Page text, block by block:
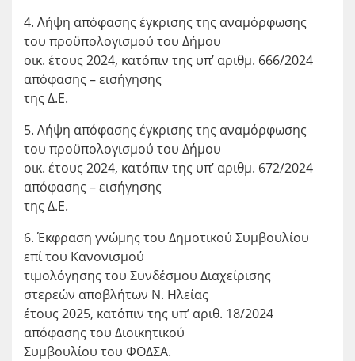
4. Λήψη απόφασης έγκρισης της αναμόρφωσης
του προϋπολογισμού του Δήμου
οικ. έτους 2024, κατόπιν της υπ’ αριθμ. 666/2024
απόφασης – εισήγησης
της Δ.Ε.
5. Λήψη απόφασης έγκρισης της αναμόρφωσης
του προϋπολογισμού του Δήμου
οικ. έτους 2024, κατόπιν της υπ’ αριθμ. 672/2024
απόφασης – εισήγησης
της Δ.Ε.
6. Έκφραση γνώμης του Δημοτικού Συμβουλίου
επί του Κανονισμού
τιμολόγησης του Συνδέσμου Διαχείρισης
στερεών αποβλήτων Ν. Ηλείας
έτους 2025, κατόπιν της υπ’ αριθ. 18/2024
απόφασης του Διοικητικού
Συμβουλίου του ΦΟΔΣΑ.